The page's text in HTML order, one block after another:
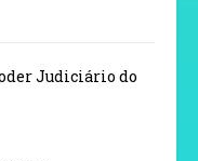
Judiciário do